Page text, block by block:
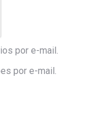
por e-mail.
por e-mail.